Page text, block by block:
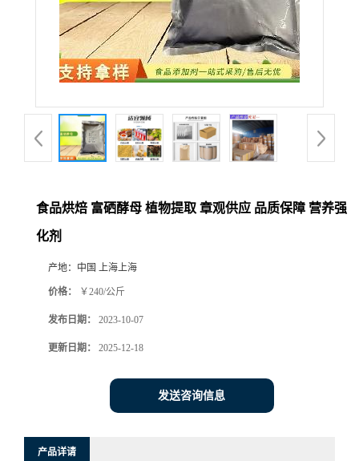
食品烘焙 富硒酵母 植物提取 章观供应 品质保障 营养强
化剂
产地： 中国 上海上海
价格： ￥240/公斤
发布日期： 2023-10-07
更新日期： 2025-12-18
发送咨询信息
产品详请